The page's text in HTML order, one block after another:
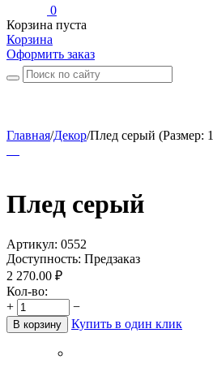
0
Корзина пуста
Корзина
Оформить заказ
Главная/Декор/Плед серый (Размер:
Плед серый
Артикул: 0552
Доступность: Предзаказ
2 270.00 ₽
Кол-во:
+
−
В корзину Купить в один клик